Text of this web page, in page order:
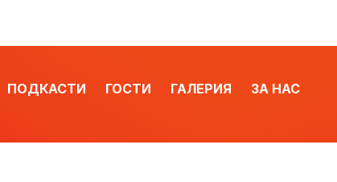
ПОДКАСТИ ГОСТИ ГАЛЕРИЯ ЗА НАС